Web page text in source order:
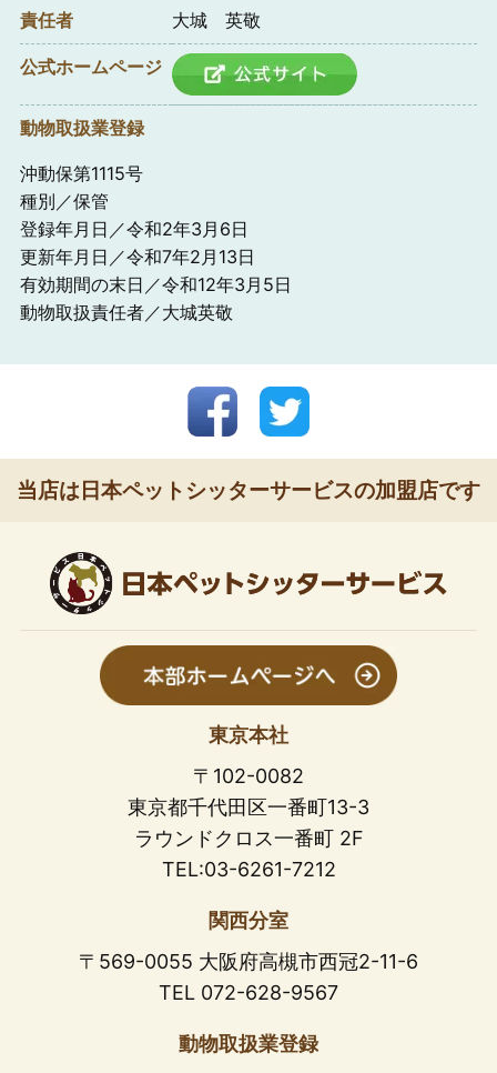
責任者 大城 英敬
公式ホームページ
動物取扱業登録
沖動保第1115号
種別／保管
登録年月日／令和2年3月6日
更新年月日／令和7年2月13日
有効期間の末日／令和12年3月5日
動物取扱責任者／大城英敬
当店は日本ペットシッターサービスの加盟店です
東京本社
〒102-0082
東京都千代田区一番町13-3
ラウンドクロス一番町 2F
TEL:03-6261-7212
関西分室
〒569-0055 大阪府高槻市西冠2-11-6
TEL 072-628-9567
動物取扱業登録